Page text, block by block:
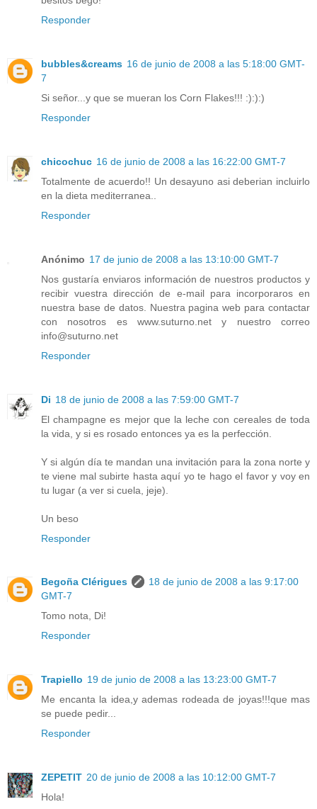
Responder
bubbles&creams 16 de junio de 2008 a las 5:18:00 GMT-
7
Si señor...y que se mueran los Corn Flakes!!! :):):)
Responder
chicochuc 16 de junio de 2008 a las 16:22:00 GMT-7
Totalmente de acuerdo!! Un desayuno asi deberian incluirlo
en la dieta mediterranea..
Responder
Anónimo 17 de junio de 2008 a las 13:10:00 GMT-7
Nos gustaría enviaros información de nuestros productos y
recibir vuestra dirección de e-mail para incorporaros en
nuestra base de datos. Nuestra pagina web para contactar
con nosotros es www.suturno.net y nuestro correo
info@suturno.net
Responder
Di 18 de junio de 2008 a las 7:59:00 GMT-7
El champagne es mejor que la leche con cereales de toda
la vida, y si es rosado entonces ya es la perfección.
Y si algún día te mandan una invitación para la zona norte y
te viene mal subirte hasta aquí yo te hago el favor y voy en
tu lugar (a ver si cuela, jeje).
Un beso
Responder
Begoña Clérigues
18 de junio de 2008 a las 9:17:00
GMT-7
Tomo nota, Di!
Responder
Trapiello 19 de junio de 2008 a las 13:23:00 GMT-7
Me encanta la idea,y ademas rodeada de joyas!!!que mas
se puede pedir...
Responder
ZEPETIT 20 de junio de 2008 a las 10:12:00 GMT-7
Hola!